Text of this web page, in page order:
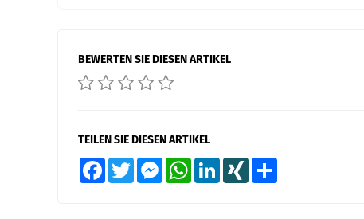
BEWERTEN SIE DIESEN ARTIKEL
TEILEN SIE DIESEN ARTIKEL
FacebookTwitter MessengerWhatsAppLinkedInXING